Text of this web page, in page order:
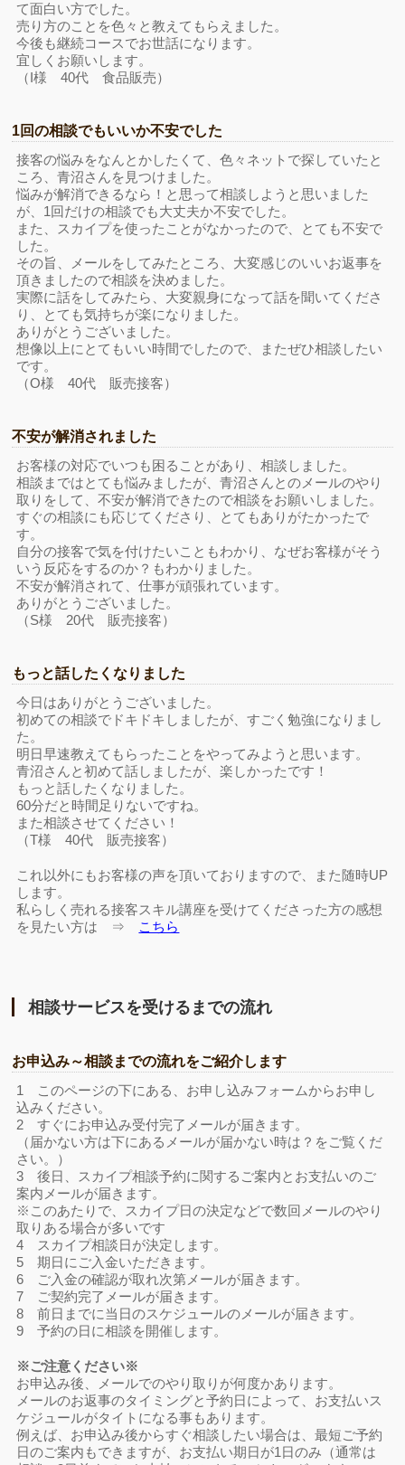
て面白い方でした。
売り方のことを色々と教えてもらえました。
今後も継続コースでお世話になります。
宜しくお願いします。
（I様 40代 食品販売）
1回の相談でもいいか不安でした
接客の悩みをなんとかしたくて、色々ネットで探していたと
ころ、青沼さんを見つけました。
悩みが解消できるなら！と思って相談しようと思いました
が、1回だけの相談でも大丈夫か不安でした。
また、スカイプを使ったことがなかったので、とても不安で
した。
その旨、メールをしてみたところ、大変感じのいいお返事を
頂きましたので相談を決めました。
実際に話をしてみたら、大変親身になって話を聞いてくださ
り、とても気持ちが楽になりました。
ありがとうございました。
想像以上にとてもいい時間でしたので、またぜひ相談したい
です。
（O様 40代 販売接客）
不安が解消されました
お客様の対応でいつも困ることがあり、相談しました。
相談まではとても悩みましたが、青沼さんとのメールのやり
取りをして、不安が解消できたので相談をお願いしました。
すぐの相談にも応じてくださり、とてもありがたかったで
す。
自分の接客で気を付けたいこともわかり、なぜお客様がそう
いう反応をするのか？もわかりました。
不安が解消されて、仕事が頑張れています。
ありがとうございました。
（S様 20代 販売接客）
もっと話したくなりました
今日はありがとうございました。
初めての相談でドキドキしましたが、すごく勉強になりまし
た。
明日早速教えてもらったことをやってみようと思います。
青沼さんと初めて話しましたが、楽しかったです！
もっと話したくなりました。
60分だと時間足りないですね。
また相談させてください！
（T様 40代 販売接客）
これ以外にもお客様の声を頂いておりますので、また随時UP
します。
私らしく売れる接客スキル講座を受けてくださった方の感想
を見たい方は ⇒ こちら
相談サービスを受けるまでの流れ
お申込み～相談までの流れをご紹介します
1 このページの下にある、お申し込みフォームからお申し
込みください。
2 すぐにお申込み受付完了メールが届きます。
（届かない方は下にあるメールが届かない時は？をご覧くだ
さい。）
3 後日、スカイプ相談予約に関するご案内とお支払いのご
案内メールが届きます。
※このあたりで、スカイプ日の決定などで数回メールのやり
取りある場合が多いです
4 スカイプ相談日が決定します。
5 期日にご入金いただきます。
6 ご入金の確認が取れ次第メールが届きます。
7 ご契約完了メールが届きます。
8 前日までに当日のスケジュールのメールが届きます。
9 予約の日に相談を開催します。
※ご注意ください※
お申込み後、メールでのやり取りが何度かあります。
メールのお返事のタイミングと予約日によって、お支払いス
ケジュールがタイトになる事もあります。
例えば、お申込み後からすぐ相談したい場合は、最短ご予約
日のご案内もできますが、お支払い期日が1日のみ（通常は